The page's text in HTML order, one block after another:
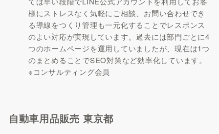
様にストレスなく気軽にご相談、お問い合わせでき
る導線をつくり管理も一元化することでレスポンス
のよい対応が実現しています。過去には部門ごとに4
つのホームページを運用していましたが、現在は1つ
のまとめることでSEO対策など効率化しています。
※コンサルティング会員
自動車用品販売 東京都